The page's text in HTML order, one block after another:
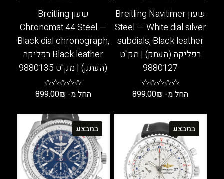
שעון Breitling Navitimer
Steel — White dial silver
subdials, Black leather
רפליקה (העתק) | מק"ט
9880127
החל מ- 899.00₪
זה
יש
מספר
סוגים.
ניתן
שעון Breitling
Chronomat 44 Steel —
Black dial chronograph,
Black leather רפליקה
(העתק) | מק"ט 9880135
החל מ- 899.00₪
זה
יש
מספר
סוגים.
ניתן
במבצע במבצע